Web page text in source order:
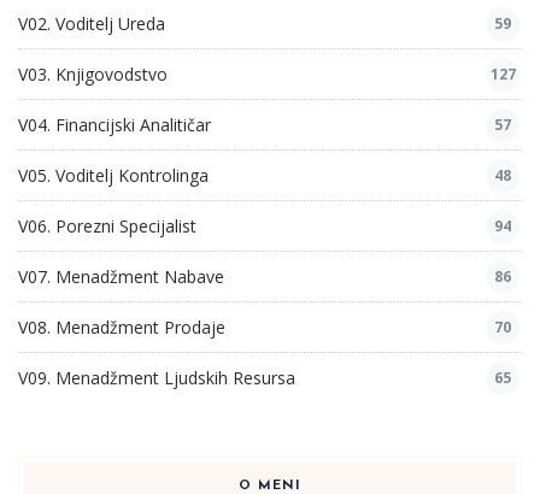
V02. Voditelj Ureda 59
V03. Knjigovodstvo 127
V04. Financijski Analitičar 57
V05. Voditelj Kontrolinga 48
V06. Porezni Specijalist 94
V07. Menadžment Nabave 86
V08. Menadžment Prodaje 70
V09. Menadžment Ljudskih Resursa 65
O MENI